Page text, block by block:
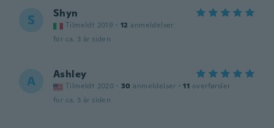
S Shyn
Tilmeldt 2019 · 12 anmeldelser
for ca. 3 år siden
A Ashley
Tilmeldt 2020 · 30 anmeldelser · 11 overførsler
for ca. 3 år siden